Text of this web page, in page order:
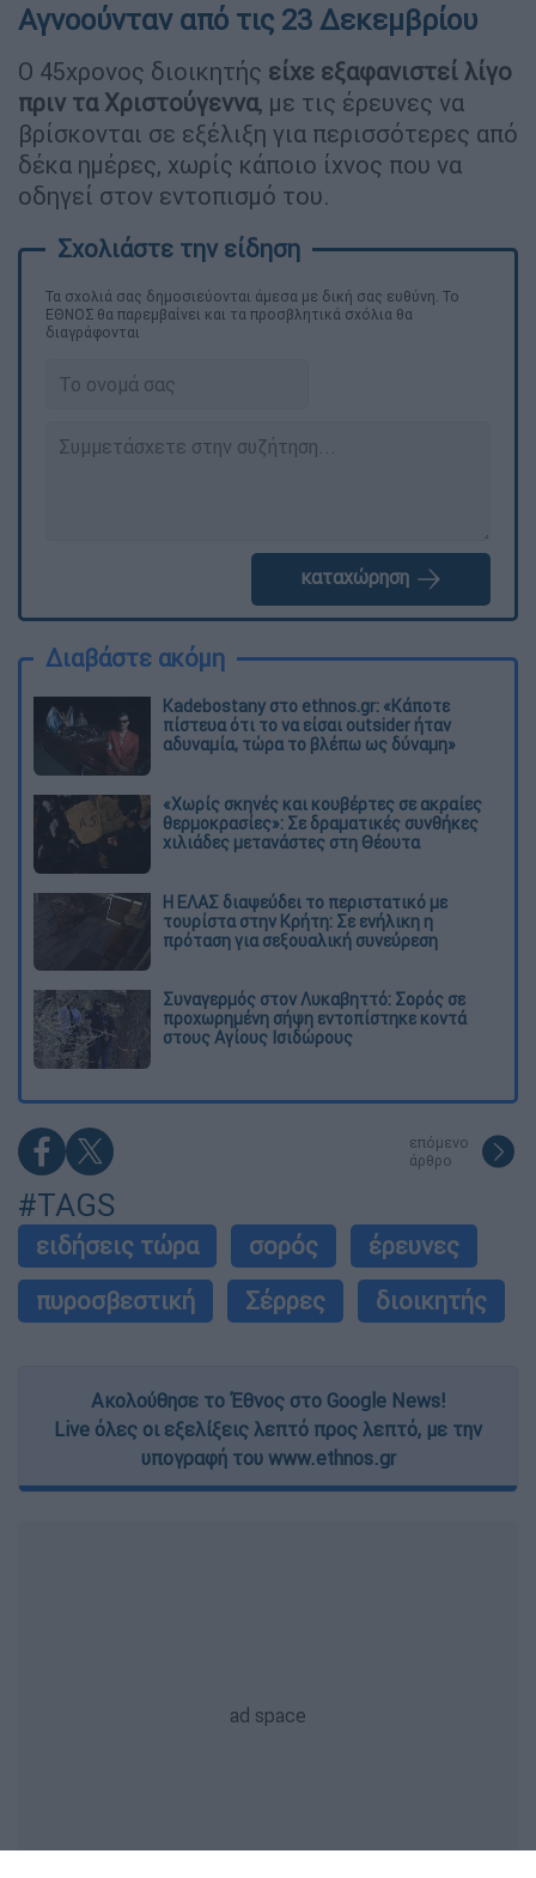
Αγνοούνταν από τις 23 Δεκεμβρίου
Ο 45χρονος διοικητής είχε εξαφανιστεί λίγο
πριν τα Χριστούγεννα, με τις έρευνες να
βρίσκονται σε εξέλιξη για περισσότερες από
δέκα ημέρες, χωρίς κάποιο ίχνος που να
οδηγεί στον εντοπισμό του.
Τα σχολιά σας δημοσιεύονται άμεσα με δική σας ευθύνη. Το
ΕΘΝΟΣ θα παρεμβαίνει και τα προσβλητικά σχόλια θα
διαγράφονται
καταχώρηση
Διαβάστε ακόμη
Kadebostany στο ethnos.gr: «Κάποτε
πίστευα ότι το να είσαι outsider ήταν
αδυναμία, τώρα το βλέπω ως δύναμη»
«Χωρίς σκηνές και κουβέρτες σε ακραίες
θερμοκρασίες»: Σε δραματικές συνθήκες
χιλιάδες μετανάστες στη Θέουτα
Η ΕΛΑΣ διαψεύδει το περιστατικό με
τουρίστα στην Κρήτη: Σε ενήλικη η
πρόταση για σεξουαλική συνεύρεση
Συναγερμός στον Λυκαβηττό: Σορός σε
προχωρημένη σήψη εντοπίστηκε κοντά
στους Αγίους Ισιδώρους
επόμενο
άρθρο
#TAGS
ειδήσεις τώρα σορός
έρευνες
πυροσβεστική
Σέρρες διοικητής
Ακολούθησε το Έθνος στο Google News!
Live όλες οι εξελίξεις λεπτό προς λεπτό, με την
υπογραφή του www.ethnos.gr